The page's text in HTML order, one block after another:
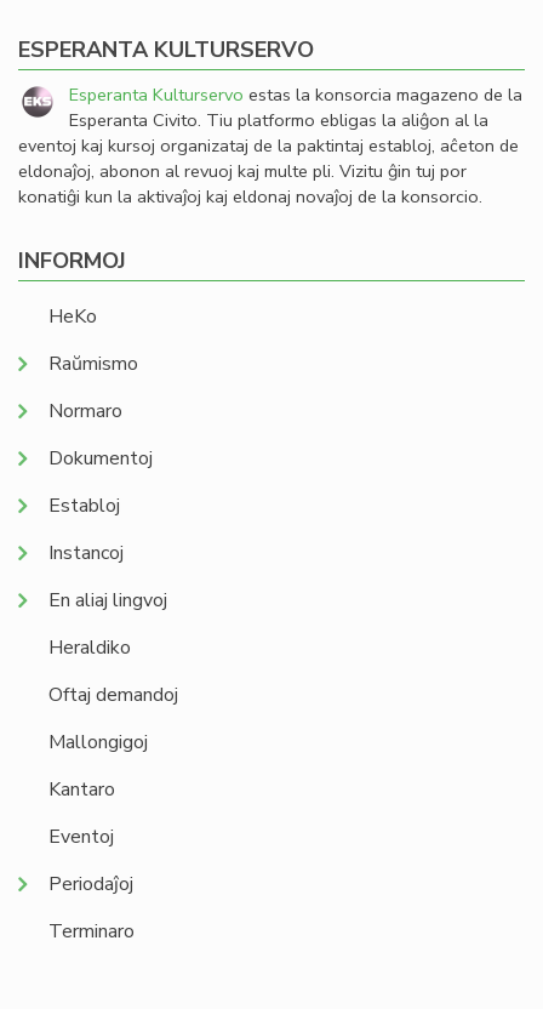
ESPERANTA KULTURSERVO
Esperanta Kulturservo estas la konsorcia magazeno de la
Esperanta Civito. Tiu platformo ebligas la aliĝon al la
eventoj kaj kursoj organizataj de la paktintaj establoj, aĉeton de
eldonaĵoj, abonon al revuoj kaj multe pli. Vizitu ĝin tuj por
konatiĝi kun la aktivaĵoj kaj eldonaj novaĵoj de la konsorcio.
INFORMOJ
HeKo
Raŭmismo
Normaro
Dokumentoj
Establoj
Instancoj
En aliaj lingvoj
Heraldiko
Oftaj demandoj
Mallongigoj
Kantaro
Eventoj
Periodaĵoj
Terminaro